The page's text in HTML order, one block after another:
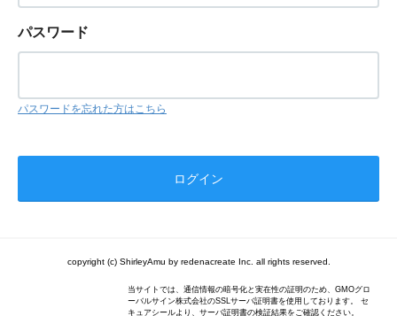
パスワード
パスワードを忘れた方はこちら
copyright (c) ShirleyAmu by redenacreate Inc. all rights reserved.
当サイトでは、通信情報の暗号化と実在性の証明のため、GMOグロ
ーバルサイン株式会社のSSLサーバ証明書を使用しております。 セ
キュアシールより、サーバ証明書の検証結果をご確認ください。